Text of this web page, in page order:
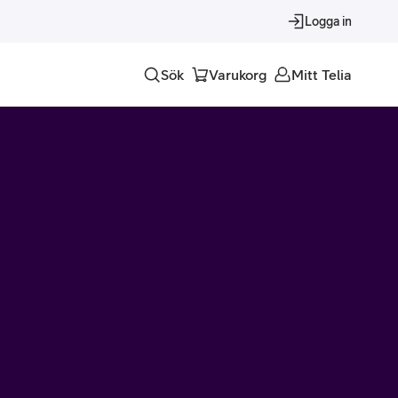
Logga in
Sök Varukorg Mitt Telia